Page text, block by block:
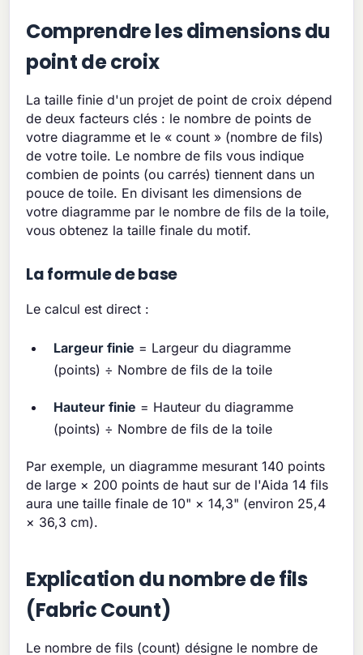
Comprendre les dimensions du
point de croix
La taille finie d'un projet de point de croix dépend
de deux facteurs clés : le nombre de points de
votre diagramme et le « count » (nombre de fils)
de votre toile. Le nombre de fils vous indique
combien de points (ou carrés) tiennent dans un
pouce de toile. En divisant les dimensions de
votre diagramme par le nombre de fils de la toile,
vous obtenez la taille finale du motif.
La formule de base
Le calcul est direct :
Largeur finie = Largeur du diagramme
(points) ÷ Nombre de fils de la toile
Hauteur finie = Hauteur du diagramme
(points) ÷ Nombre de fils de la toile
Par exemple, un diagramme mesurant 140 points
de large × 200 points de haut sur de l'Aida 14 fils
aura une taille finale de 10" × 14,3" (environ 25,4
× 36,3 cm).
Explication du nombre de fils
(Fabric Count)
Le nombre de fils (count) désigne le nombre de